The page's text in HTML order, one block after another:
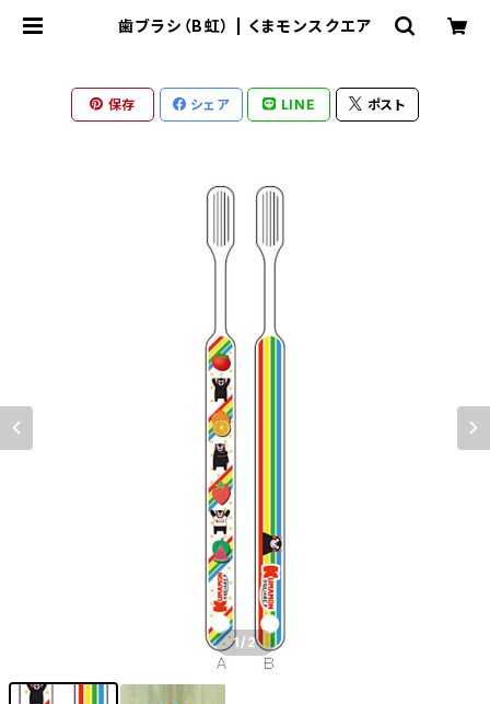
歯ブラシ（B虹） | くまモンスクエア
保存 シェア LINE ポスト
1/2